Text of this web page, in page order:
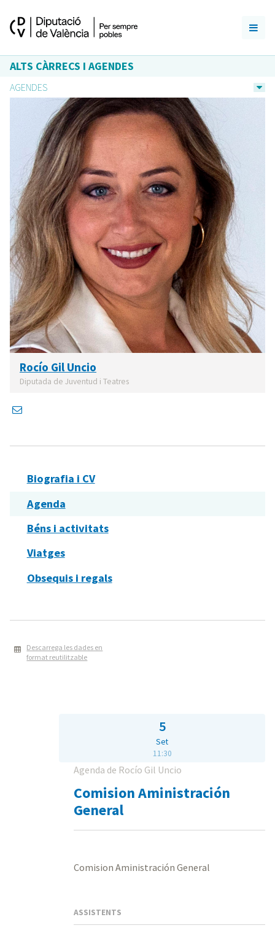
ALTS CÀRRECS I AGENDES
AGENDES
Rocío Gil Uncio
Diputada de Juventud i Teatres
Biografia i CV
Agenda
Béns i activitats
Viatges
Obsequis i regals
Descarrega les dades en
format reutilitzable
5
Set
11:30
Agenda de Rocío Gil Uncio
Comision Aministración
General
Comision Aministración General
ASSISTENTS